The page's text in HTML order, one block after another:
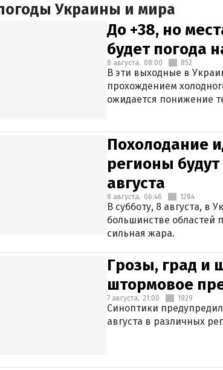
Украины и мира
До +38, но
будет погода
8 августа, 08:00 852
В эти выходные в
прохождением
ожидается понижение
Похолодание
регионы
августа
8 августа, 06:46 1284
В субботу, 8 августа, в
большинстве областей
сильная жара.
Грозы, град и
штормовое
7 августа, 21:00 1929
Синоптики
августа в различных